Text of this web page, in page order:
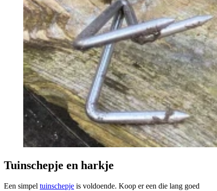
Tuinschepje en harkje
Een simpel tuinschepje is voldoende. Koop er een die lang goed